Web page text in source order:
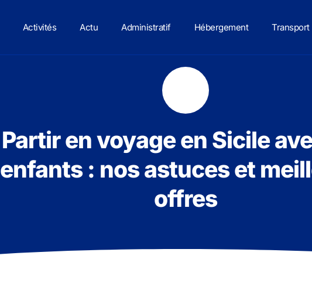
Activités Actu Administratif Hébergement Transport
Partir en voyage en Sicile
enfants : nos astuces et
offres